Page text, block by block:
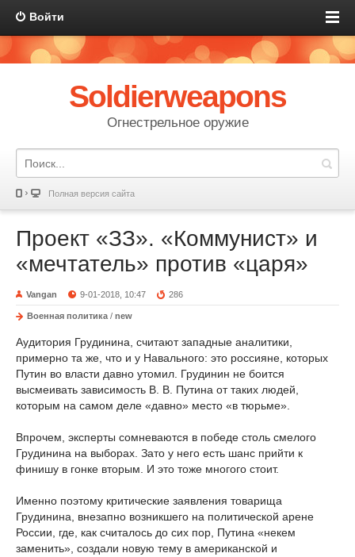
Войти
Soldierweapons
Огнестрельное оружие
Полная версия сайта
Проект «ЗЗ». «Коммунист» и
«мечтатель» против «царя»
Vangan 9-01-2018, 10:47 286
Военная политика / new
Аудитория Грудинина, считают западные аналитики,
примерно та же, что и у Навального: это россияне, которых
Путин во власти давно утомил. Грудинин не боится
высмеивать зависимость В. В. Путина от таких людей,
которым на самом деле «давно» место «в тюрьме».
Впрочем, эксперты сомневаются в победе столь смелого
Грудинина на выборах. Зато у него есть шанс прийти к
финишу в гонке вторым. И это тоже многого стоит.
Именно поэтому критические заявления товарища
Грудинина, внезапно возникшего на политической арене
России, где, как считалось до сих пор, Путина «некем
заменить», создали новую тему в американской и